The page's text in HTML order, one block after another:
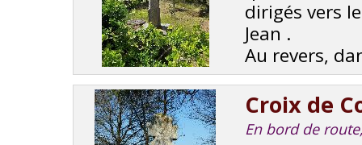
dirigés vers
Jean .
Au revers,
Croix de
En bord de